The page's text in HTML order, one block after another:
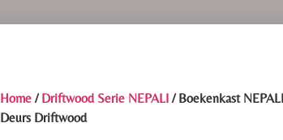
Home /Driftwood Serie NEPALI / Boekenkast
Deurs Driftwood